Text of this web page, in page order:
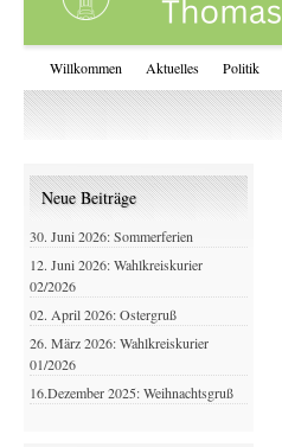
Willkommen Aktuelles Politik
Neue Beiträge
30. Juni 2026: Sommerferien
12. Juni 2026: Wahlkreiskurier
02/2026
02. April 2026: Ostergruß
26. März 2026: Wahlkreiskurier
01/2026
16.Dezember 2025: Weihnachtsgruß